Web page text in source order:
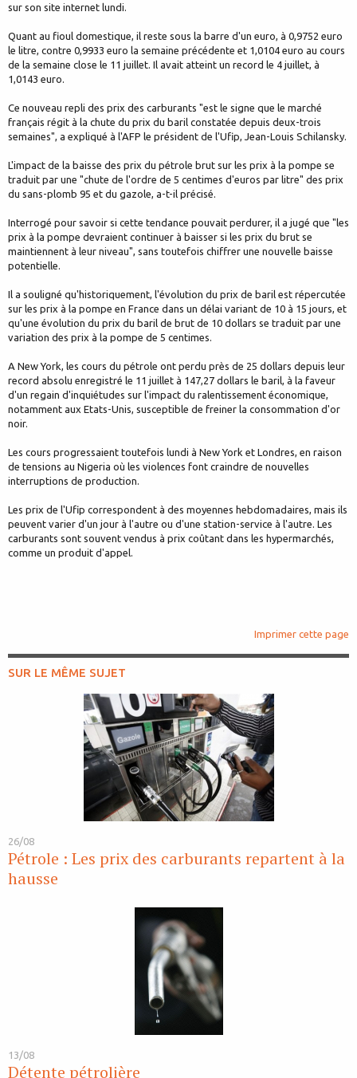
sur son site internet lundi.
Quant au fioul domestique, il reste sous la barre d'un euro, à 0,9752 euro
le litre, contre 0,9933 euro la semaine précédente et 1,0104 euro au cours
de la semaine close le 11 juillet. Il avait atteint un record le 4 juillet, à
1,0143 euro.
Ce nouveau repli des prix des carburants "est le signe que le marché
français régit à la chute du prix du baril constatée depuis deux-trois
semaines", a expliqué à l'AFP le président de l'Ufip, Jean-Louis Schilansky.
L'impact de la baisse des prix du pétrole brut sur les prix à la pompe se
traduit par une "chute de l'ordre de 5 centimes d'euros par litre" des prix
du sans-plomb 95 et du gazole, a-t-il précisé.
Interrogé pour savoir si cette tendance pouvait perdurer, il a jugé que "les
prix à la pompe devraient continuer à baisser si les prix du brut se
maintiennent à leur niveau", sans toutefois chiffrer une nouvelle baisse
potentielle.
Il a souligné qu'historiquement, l'évolution du prix de baril est répercutée
sur les prix à la pompe en France dans un délai variant de 10 à 15 jours, et
qu'une évolution du prix du baril de brut de 10 dollars se traduit par une
variation des prix à la pompe de 5 centimes.
A New York, les cours du pétrole ont perdu près de 25 dollars depuis leur
record absolu enregistré le 11 juillet à 147,27 dollars le baril, à la faveur
d'un regain d'inquiétudes sur l'impact du ralentissement économique,
notamment aux Etats-Unis, susceptible de freiner la consommation d'or
noir.
Les cours progressaient toutefois lundi à New York et Londres, en raison
de tensions au Nigeria où les violences font craindre de nouvelles
interruptions de production.
Les prix de l'Ufip correspondent à des moyennes hebdomadaires, mais ils
peuvent varier d'un jour à l'autre ou d'une station-service à l'autre. Les
carburants sont souvent vendus à prix coûtant dans les hypermarchés,
comme un produit d'appel.
Imprimer cette page
SUR LE MÊME SUJET
26/08
Pétrole : Les prix des carburants repartent à la
hausse
13/08
Détente pétrolière